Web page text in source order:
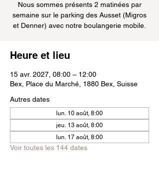
Nous sommes présents 2 matinées par
semaine sur le parking des Ausset (Migros
et Denner) avec notre boulangerie mobile.
Heure et lieu
15 avr. 2027, 08:00 – 12:00
Bex, Place du Marché, 1880 Bex, Suisse
Autres dates
lun. 10 août, 8:00
jeu. 13 août, 8:00
lun. 17 août, 8:00
Voir toutes les 144 dates